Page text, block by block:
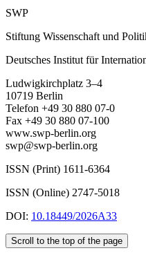
SWP
Stiftung Wissenschaft und
Deutsches Institut für
Ludwigkirchplatz 3–4
10719 Berlin
Telefon +49 30 880 07-0
Fax +49 30 880 07-100
www.swp-berlin.org
swp@swp-berlin.org
ISSN (Print) 1611-6364
ISSN (Online) 2747-5018
DOI: 10.18449/2026A33
Scroll to the top of the page